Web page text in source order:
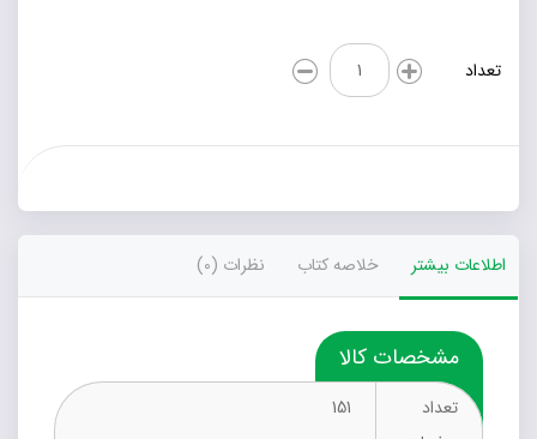
تعداد
گریز
دلپذیر
عدد
اطلاعات بیشتر خلاصه کتاب نظرات (0)
مشخصات کالا
تعداد
151